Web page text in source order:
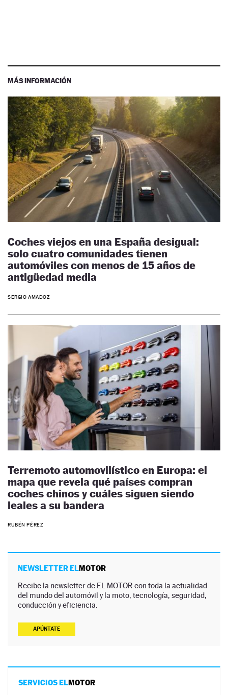
MÁS INFORMACIÓN
Coches viejos en una España desigual:
solo cuatro comunidades tienen
automóviles con menos de 15 años de
antigüedad media
SERGIO AMADOZ
Terremoto automovilístico en Europa: el
mapa que revela qué países compran
coches chinos y cuáles siguen siendo
leales a su bandera
RUBÉN PÉREZ
NEWSLETTER ELMOTOR
Recibe la newsletter de EL MOTOR con toda la actualidad
del mundo del automóvil y la moto, tecnología, seguridad,
conducción y eficiencia.
APÚNTATE
SERVICIOS ELMOTOR